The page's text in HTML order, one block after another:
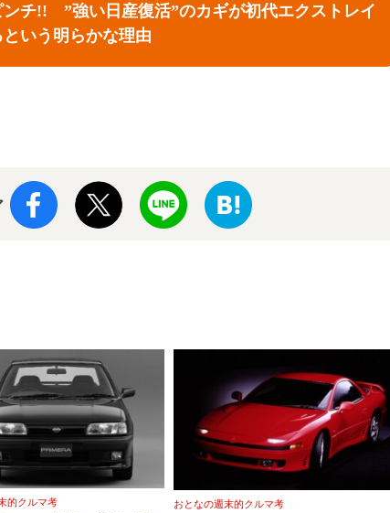
ンチ!! ”強い日産復活”のカギが初代エクストレイ
いう明らかな理由
的クルマ考 おとなの週末的クルマ考